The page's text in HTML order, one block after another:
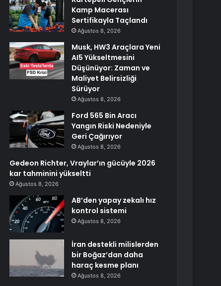
Kamp Macerası
Sertifikayla Taçlandı
Ağustos 8, 2026
Musk, HW3 Araçlara Yeni
AI5 Yükseltmesini
Düşünüyor: Zaman ve
Maliyet Belirsizliği
Sürüyor
Ağustos 8, 2026
Ford 565 Bin Aracı
Yangın Riski Nedeniyle
Geri Çağırıyor
Ağustos 8, 2026
Gedeon Richter, Vraylar’ın gücüyle 2026
kar tahminini yükseltti
Ağustos 8, 2026
AB’den yapay zekalı hız
kontrol sistemi
Ağustos 8, 2026
İran destekli milislerden
bir Boğaz’dan daha
haraç kesme planı
Ağustos 8, 2026